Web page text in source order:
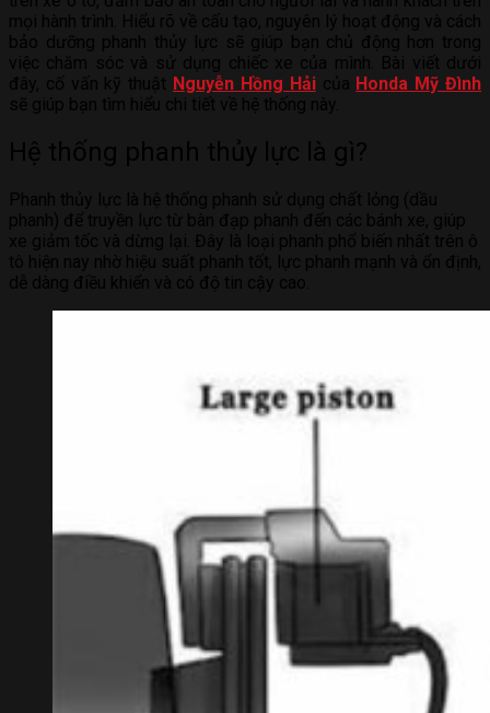
Nguyễn Hồng Hảicủa Honda Mỹ Đình